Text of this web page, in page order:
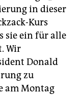
in dieser
Kurs
sie ein für alle
Wir
Donald
zu
am Montag